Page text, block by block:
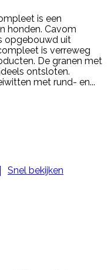
is een
honden. Cavom
opgebouwd uit
is verreweg
De granen met
ontsloten.
met rund- en...
Snel bekijken